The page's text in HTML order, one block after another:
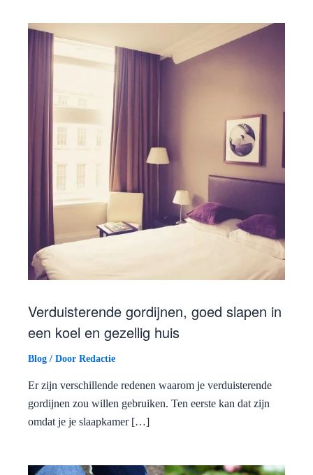
Verduisterende gordijnen, goed slapen in
een koel en gezellig huis
Blog / Door Redactie
Er zijn verschillende redenen waarom je verduisterende
gordijnen zou willen gebruiken. Ten eerste kan dat zijn
omdat je je slaapkamer […]